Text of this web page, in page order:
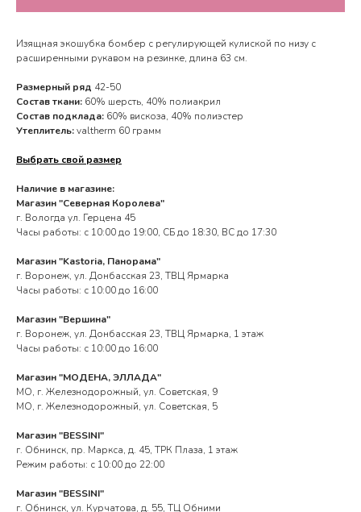
Изящная экошубка бомбер с регулирующей кулиской по низу с
расширенными рукавом на резинке, длина 63 см.
Размерный ряд 42-50
Состав ткани: 60% шерсть, 40% полиакрил
Состав подклада: 60% вискоза, 40% полиэстер
Утеплитель:valtherm 60 грамм
Выбрать свой размер
Наличие в магазине:
Магазин "Северная Королева"
г. Вологда ул. Герцена 45
Часы работы: с 10:00 до 19:00, СБ до 18:30, ВС до 17:30
Магазин "Kastoria, Панорама"
г. Воронеж, ул. Донбасская 23, ТВЦ Ярмарка
Часы работы: с 10:00 до 16:00
Магазин "Вершина"
г. Воронеж, ул. Донбасская 23, ТВЦ Ярмарка, 1 этаж
Часы работы: с 10:00 до 16:00
Магазин "МОДЕНА, ЭЛЛАДА"
МО, г. Железнодорожный, ул. Советская, 9
МО, г. Железнодорожный, ул. Советская, 5
Магазин "BESSINI"
г. Обнинск, пр. Маркса, д. 45, ТРК Плаза, 1 этаж
Режим работы: с 10:00 до 22:00
Магазин "BESSINI"
г. Обнинск, ул. Курчатова, д. 55, ТЦ Обними